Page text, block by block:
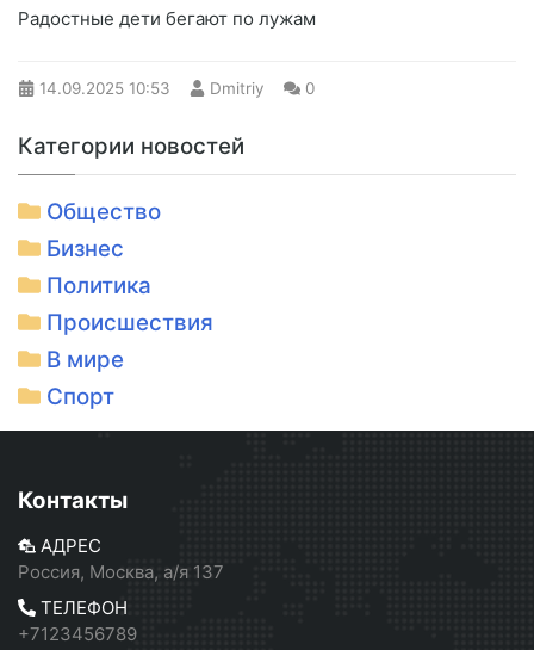
Радостные дети бегают по лужам
14.09.2025 10:53 Dmitriy 0
Категории новостей
Общество
Бизнес
Политика
Происшествия
В мире
Спорт
Контакты
АДРЕС
Россия, Москва, а/я 137
ТЕЛЕФОН
+7123456789